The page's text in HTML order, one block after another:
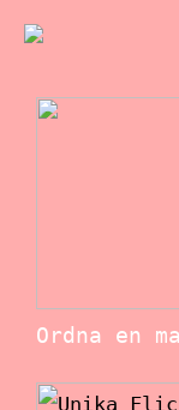
Ordna en